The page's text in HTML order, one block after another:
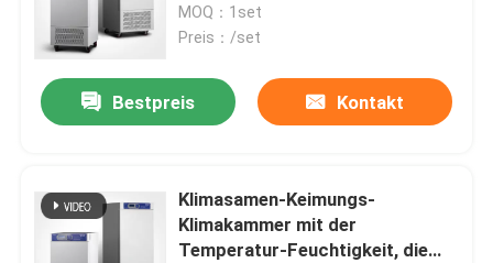
Produkte
Humidity Climatic-Kammer-250L
MOQ：1set
Preis：/set
Bestpreis Kontakt
Klimasamen-Keimungs-
Klimakammer mit der
Temperatur-Feuchtigkeit, die